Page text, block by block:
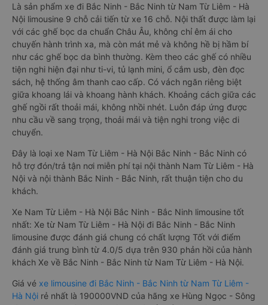
Là sản phẩm xe đi Bắc Ninh - Bắc Ninh từ Nam Từ Liêm - Hà
Nội limousine 9 chỗ cải tiến từ xe 16 chỗ. Nội thất được làm lại
với các ghế bọc da chuẩn Châu Âu, không chỉ êm ái cho
chuyến hành trình xa, mà còn mát mẻ và không hề bị hầm bí
như các ghế bọc da bình thường. Kèm theo các ghế có nhiều
tiện nghi hiện đại như ti-vi, tủ lạnh mini, ổ cắm usb, đèn đọc
sách, hệ thống âm thanh cao cấp. Có vách ngăn riêng biệt
giữa khoang lái và khoang hành khách. Khoảng cách giữa các
ghế ngồi rất thoải mái, không nhồi nhét. Luôn đáp ứng được
nhu cầu về sang trọng, thoải mái và tiện nghi trong việc di
chuyển.
Đây là loại xe Nam Từ Liêm - Hà Nội Bắc Ninh - Bắc Ninh có
hỗ trợ đón/trả tận nơi miễn phí tại nội thành Nam Từ Liêm - Hà
Nội và nội thành Bắc Ninh - Bắc Ninh, rất thuận tiện cho du
khách.
Xe Nam Từ Liêm - Hà Nội Bắc Ninh - Bắc Ninh limousine tốt
nhất: Xe từ Nam Từ Liêm - Hà Nội đi Bắc Ninh - Bắc Ninh
limousine được đánh giá chung có chất lượng Tốt với điểm
đánh giá trung bình từ 4.0/5 dựa trên 930 phản hồi của hành
khách Xe về Bắc Ninh - Bắc Ninh từ Nam Từ Liêm - Hà Nội.
Giá vé xe limousine đi Bắc Ninh - Bắc Ninh từ Nam Từ Liêm -
Hà Nội rẻ nhất là 190000VND của hãng xe Hùng Ngọc - Sông